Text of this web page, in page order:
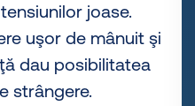
joase.
uşor de mânuit şi
dau posibilitatea
strângere.